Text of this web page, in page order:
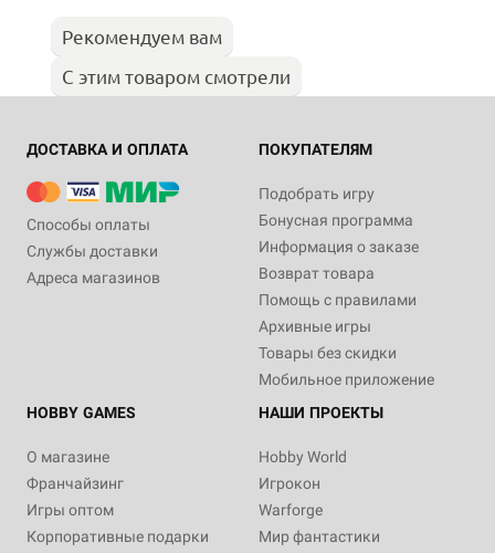
Рекомендуем вам
С этим товаром смотрели
ДОСТАВКА И ОПЛАТА
Способы оплаты
Службы доставки
Адреса магазинов
ПОКУПАТЕЛЯМ
Подобрать игру
Бонусная программа
Информация о заказе
Возврат товара
Помощь с правилами
Архивные игры
Товары без скидки
Мобильное приложение
HOBBY GAMES
О магазине
Франчайзинг
Игры оптом
Корпоративные подарки
НАШИ ПРОЕКТЫ
Hobby World
Игрокон
Warforge
Мир фантастики